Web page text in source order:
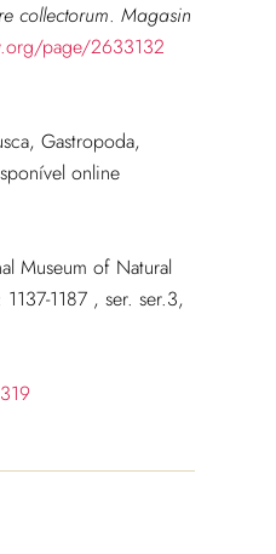
collectorum. Magasin
page/2633132
Gastropoda,
online
Museum of Natural
1187 , ser. ser.3,